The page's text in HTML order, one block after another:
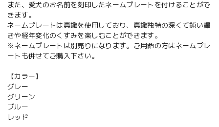
また、愛犬のお名前を刻印したネームプレートを付けることがで
きます。
ネームプレートは真鍮を使用しており、真鍮独特の深くて鈍い輝
きや経年変化のくすみを楽しむことができます。
※ネームプレートは別売りになります。ご用命の方はネームプレ
ートも併せてご購入下さい。
【カラー】
グレー
グリーン
ブルー
レッド